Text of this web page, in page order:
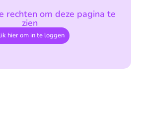
rechten om deze pagina te
zien
hier om in te loggen